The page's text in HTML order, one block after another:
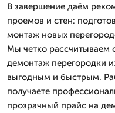
В завершение даём
проемов и стен:
монтаж новых
Мы четко рассчитываем
демонтаж перегородки
выгодным и быстрым.
получаете
прозрачный прайс на